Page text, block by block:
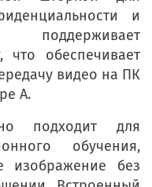
и
поддерживает
что обеспечивает
видео на ПК
A.
подходит для
обучения,
изображение без